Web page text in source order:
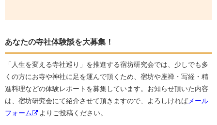
あなたの寺社体験談を大募集！
「人生を変える寺社巡り」を推進する宿坊研究会では、少しでも多
くの方にお寺や神社に足を運んで頂くため、宿坊や座禅・写経・精
進料理などの体験レポートを募集しています。お知らせ頂いた内容
は、宿坊研究会にて紹介させて頂きますので、よろしければメール
フォーム
よりご投稿ください。